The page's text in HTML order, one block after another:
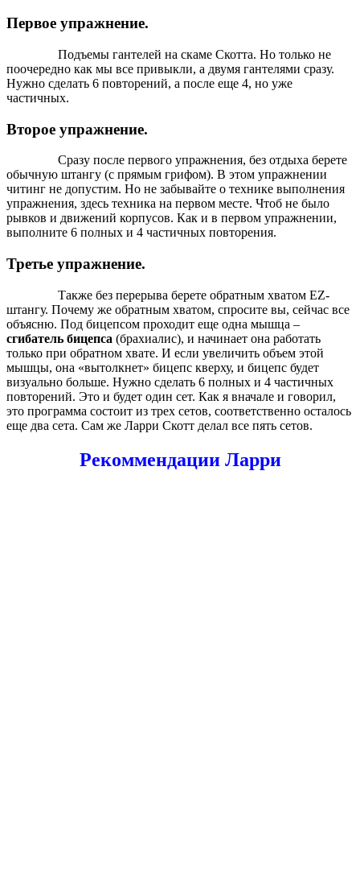
Первое упражнение.
Подъемы гантелей на скаме Скотта. Но только не
поочередно как мы все привыкли, а двумя гантелями сразу.
Нужно сделать 6 повторений, а после еще 4, но уже
частичных.
Второе упражнение.
Сразу после первого упражнения, без отдыха берете
обычную штангу (с прямым грифом). В этом упражнении
читинг не допустим. Но не забывайте о технике выполнения
упражнения, здесь техника на первом месте. Чтоб не было
рывков и движений корпусов. Как и в первом упражнении,
выполните 6 полных и 4 частичных повторения.
Третье упражнение.
Также без перерыва берете обратным хватом EZ-
штангу. Почему же обратным хватом, спросите вы, сейчас все
объясню. Под бицепсом проходит еще одна мышца –
сгибатель бицепса (брахиалис), и начинает она работать
только при обратном хвате. И если увеличить объем этой
мышцы, она «вытолкнет» бицепс кверху, и бицепс будет
визуально больше. Нужно сделать 6 полных и 4 частичных
повторений. Это и будет один сет. Как я вначале и говорил,
это программа состоит из трех сетов, соответственно осталось
еще два сета. Сам же Ларри Скотт делал все пять сетов.
Рекоммендации Ларри